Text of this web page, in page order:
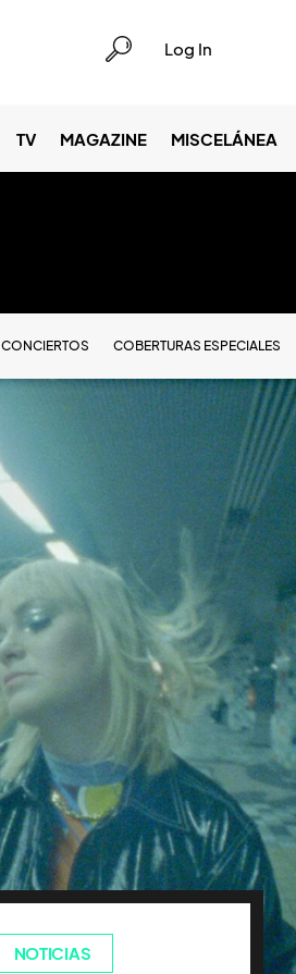
Log In
TV MAGAZINE MISCELÁNEA
CONCIERTOS COBERTURAS ESPECIALES
NOTICIAS